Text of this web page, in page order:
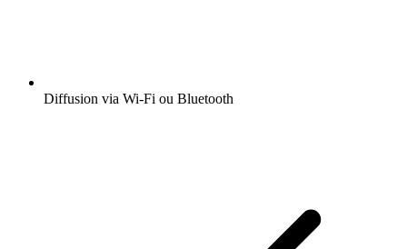
Diffusion via Wi-Fi ou Bluetooth